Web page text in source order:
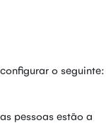
o seguinte:
pessoas estão a